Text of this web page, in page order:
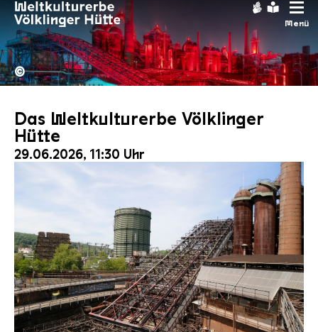
Menü
Hochofengruppe in Rot
Copyright:
©
Das Weltkulturerbe Völklinger
Hütte
29.06.2026, 11:30 Uhr